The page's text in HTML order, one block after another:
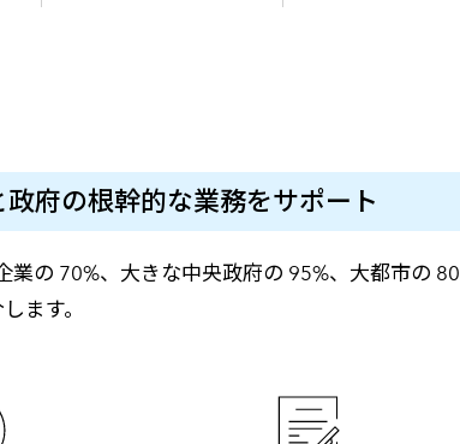
府の根幹的な業務をサポート
業の 70%、大きな中央政府の 95%、大都市の
ます。